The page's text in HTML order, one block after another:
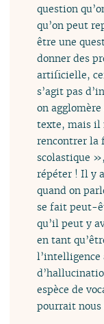
question
qu’on peut
être une
donner des
artificielle,
s’agit pas
on
texte, mais il
rencontrer la
scolastique
répéter ! Il y
quand on
se fait peut-
qu’il peut y
en tant
espèce de
pourrait nous